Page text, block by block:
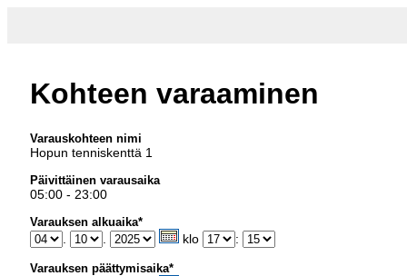
Kohteen varaaminen
Varauskohteen nimi
Hopun tenniskenttä 1
Päivittäinen varausaika
05:00 - 23:00
Varauksen alkuaika*
klo :
Varauksen päättymisaika*